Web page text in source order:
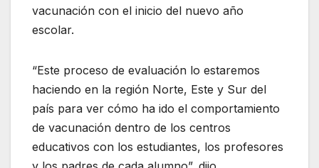
vacunación con el inicio del nuevo año
escolar.
“Este proceso de evaluación lo estaremos
haciendo en la región Norte, Este y Sur del
país para ver cómo ha ido el comportamiento
de vacunación dentro de los centros
educativos con los estudiantes, los profesores